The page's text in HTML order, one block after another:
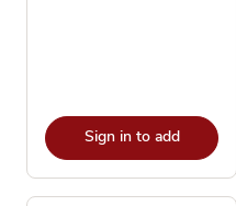
Sign in to add